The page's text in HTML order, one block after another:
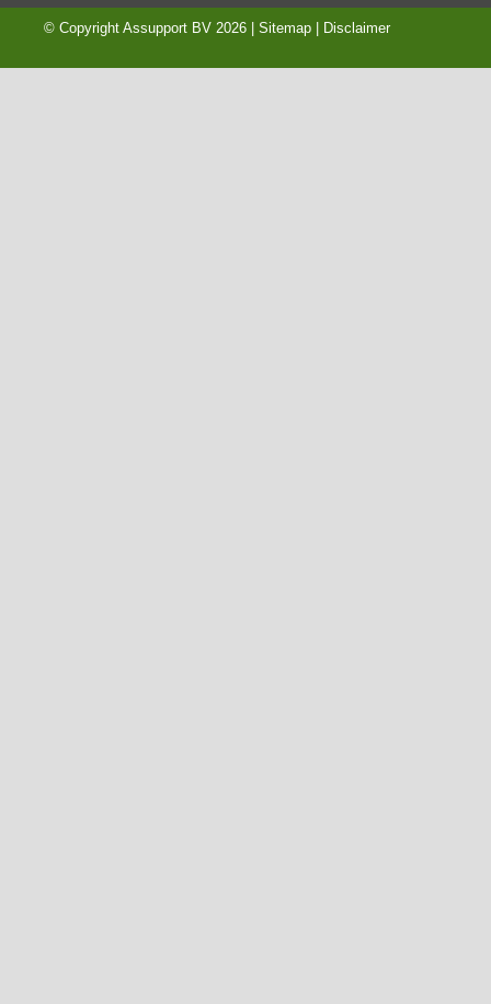
© Copyright Assupport BV 2026 | Sitemap | Disclaimer